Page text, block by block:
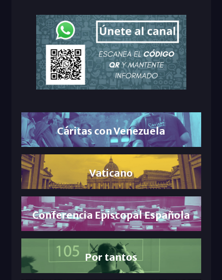
Cáritas con Venezuela
Vaticano
Conferencia Episcopal Española
Por tantos